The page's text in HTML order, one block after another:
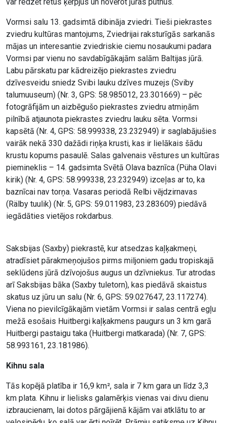
var redzēt retus ķērpjus un novērot jūras putnus.
Vormsi salu 13. gadsimtā dibināja zviedri. Tieši piekrastes
zviedru kultūras mantojums, Zviedrijai raksturīgās sarkanās
mājas un interesantie zviedriskie ciemu nosaukumi padara
Vormsi par vienu no savdabīgākajām salām Baltijas jūrā.
Labu pārskatu par kādreizējo piekrastes zviedru
dzīvesveidu sniedz Svibi lauku dzīves muzejs (Sviby
talumuuseum) (Nr. 3, GPS: 58.985012, 23.301669) – pēc
fotogrāfijām un aizbēgušo piekrastes zviedru atmiņām
pilnībā atjaunota piekrastes zviedru lauku sēta. Vormsi
kapsētā (Nr. 4, GPS: 58.999338, 23.232949) ir saglabājušies
vairāk nekā 330 dažādi riņķa krusti, kas ir lielākais šādu
krustu kopums pasaulē. Salas galvenais vēstures un kultūras
piemineklis – 14. gadsimta Svētā Olava baznīca (Püha Olavi
kirik) (Nr. 4, GPS: 58.999338, 23.232949) izceļas ar to, ka
baznīcai nav torņa. Vasaras periodā Relbi vējdzirnavas
(Rälby tuulik) (Nr. 5, GPS: 59.011983, 23.283609) piedāvā
iegādāties vietējos rokdarbus.
Saksbijas (Saxby) piekrastē, kur atsedzas kaļķakmeņi,
atradīsiet pārakmeņojušos pirms miljoniem gadu tropiskajā
seklūdens jūrā dzīvojošus augus un dzīvniekus. Tur atrodas
arī Saksbijas bāka (Saxby tuletorn), kas piedāvā skaistus
skatus uz jūru un salu (Nr. 6, GPS: 59.027647, 23.117274).
Viena no pievilcīgākajām vietām Vormsi ir salas centrā egļu
mežā esošais Huitbergi kaļķakmens paugurs un 3 km garā
Huitbergi pastaigu taka (Huitbergi matkarada) (Nr. 7, GPS:
58.993161, 23.181986).
Kihnu sala
Tās kopējā platība ir 16,9 km², sala ir 7 km gara un līdz 3,3
km plata. Kihnu ir lielisks galamērķis vienas vai divu dienu
izbraucienam, lai dotos pārgājienā kājām vai atklātu to ar